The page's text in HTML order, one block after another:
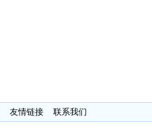
友情链接 联系我们